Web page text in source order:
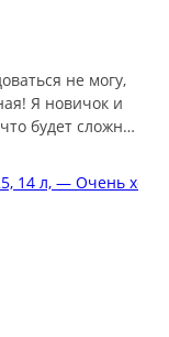
не могу,
Я новичок и
будет сложно
бери да